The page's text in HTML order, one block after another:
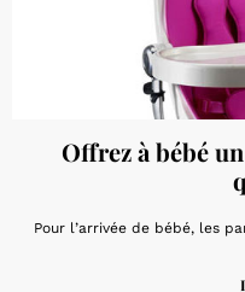
Offrez à bébé
Pour l’arrivée de bébé, les